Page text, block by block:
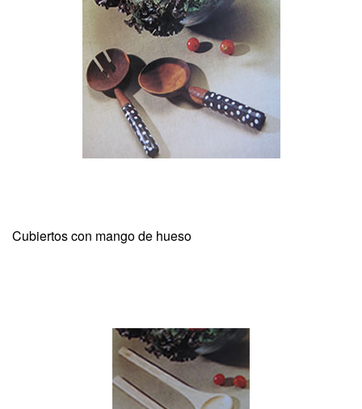
Cubiertos con mango de hueso